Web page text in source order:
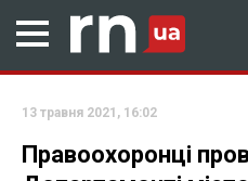
13 травня 2021, 16:02
Правоохоронці